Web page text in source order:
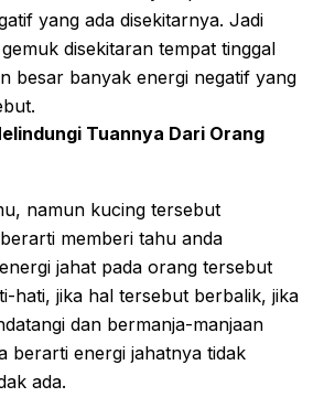
yang ada disekitarnya. Jadi
disekitaran tempat tinggal
besar banyak energi negatif yang
Tuannya Dari Orang
namun kucing tersebut
memberi tahu anda
jahat pada orang tersebut
hati, jika hal tersebut berbalik, jika
dan bermanja-manjaan
berarti energi jahatnya tidak
ada.